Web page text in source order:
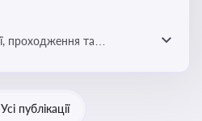
проходження та
час
Усі публікації